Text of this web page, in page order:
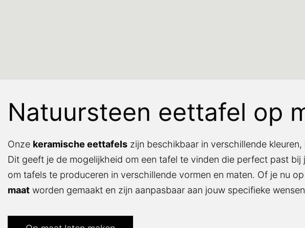
Natuursteen eettafel op
Onze keramische eettafels zijn beschikbaar in verschillende
Dit geeft je de mogelijkheid om een tafel te vinden die perfect past
om tafels te produceren in verschillende vormen en maten. Of je nu
maat worden gemaakt en zijn aanpasbaar aan jouw specifieke